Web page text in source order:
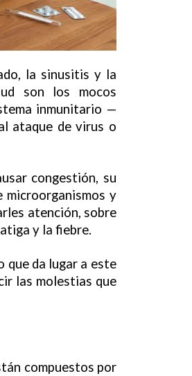
la sinusitis y la
son los mocos
inmunitario —
ataque de virus o
congestión, su
microorganismos y
atención, sobre
y la fiebre.
que da lugar a este
las molestias que
compuestos por